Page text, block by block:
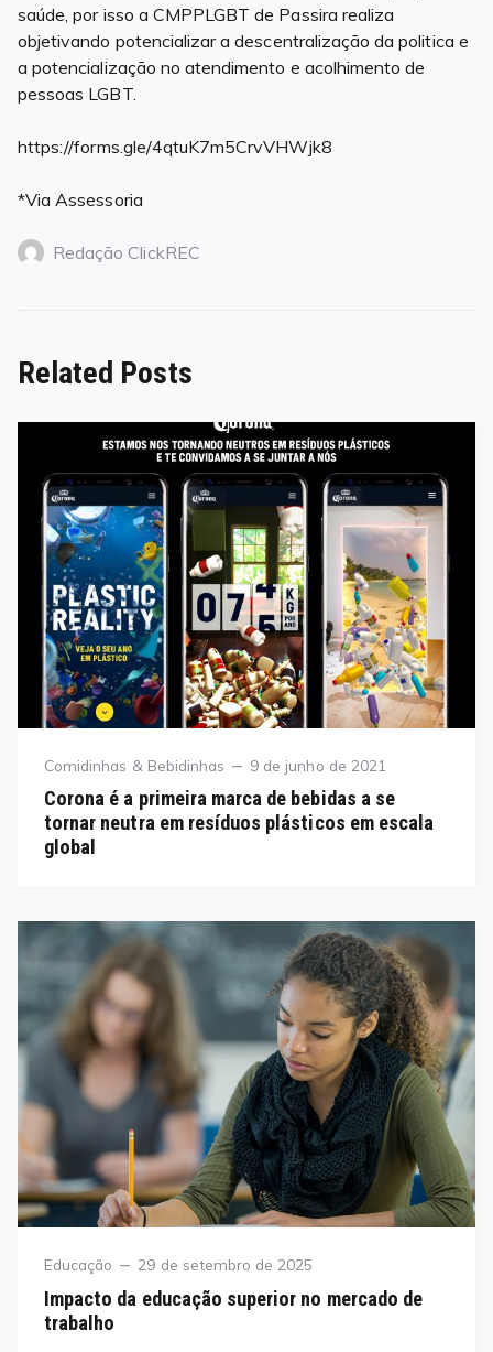
saúde, por isso a CMPPLGBT de Passira realiza
objetivando potencializar a descentralização da politica e
a potencialização no atendimento e acolhimento de
pessoas LGBT.
https://forms.gle/4qtuK7m5CrvVHWjk8
*Via Assessoria
Redação ClickREC
Related Posts
Category
Comidinhas & Bebidinhas
Posted
9 de junho de 2021
Corona é a primeira marca de bebidas a se
tornar neutra em resíduos plásticos em escala
global
Category
Educação
Posted
29 de setembro de 2025
Impacto da educação superior no mercado de
trabalho